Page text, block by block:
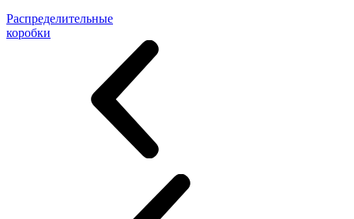
Распределительные
коробки